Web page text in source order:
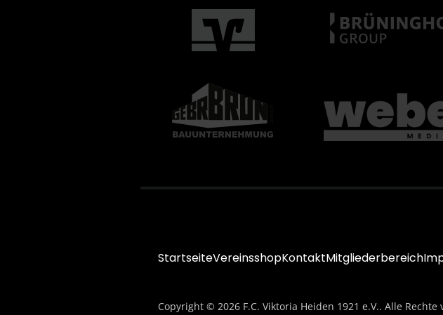
StartseiteVereinsshopKontaktMitgliederbereich
Copyright © 2026 F.C. Viktoria Heiden 1921 e.V.. Alle Rechte